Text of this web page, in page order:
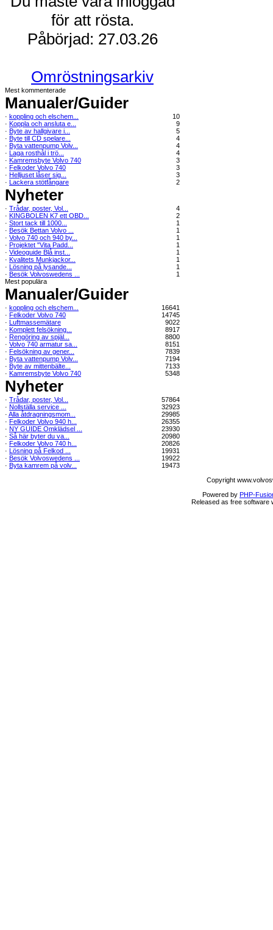
för att rösta.
Påbörjad: 27.03.26
Omröstningsarkiv
Mest kommenterade
Manualer/Guider
· koppling och elschem...
10
· Koppla och ansluta e...
9
· Byte av hallgivare i...
5
· Byte till CD spelare...
4
· Byta vattenpump Volv...
4
· Laga rosthål i trö...
4
· Kamremsbyte Volvo 740
3
· Felkoder Volvo 740
3
· Helljuset låser sig...
3
· Lackera stötfångare 2
Nyheter
· Trådar, poster, Vol...
4
· KINGBOLEN K7 ett OBD...
2
· Stort tack till 1000...
1
· Besök Bettan Volvo ...
1
· Volvo 740 och 940 by...
1
· Projektet "Vita Padd...
1
· Videoguide Blå inst...
1
· Kvalitets Munkjackor...
1
· Lösning på lysande...
1
· Besök Volvoswedens ...
1
Mest populära
Manualer/Guider
· koppling och elschem...
16641
· Felkoder Volvo 740
14745
· Luftmassemätare
9022
· Komplett felsökning...
8917
· Rengöring av spjäl...
8800
· Volvo 740 armatur sa...
8151
· Felsökning av gener...
7839
· Byta vattenpump Volv...
7194
· Byte av mittenbälte...
7133
· Kamremsbyte Volvo 740 5348
Nyheter
· Trådar, poster, Vol...
57864
· Nollställa service ...
32923
· Alla åtdragningsmom...
29985
· Felkoder Volvo 940 h...
26355
· NY GUIDE Omklädsel ...
23930
· Så här byter du va...
20980
· Felkoder Volvo 740 h...
20826
· Lösning på Felkod ...
19931
· Besök Volvoswedens ...
19922
· Byta kamrem på volv...
19473
Copyright
Powered by PHP-
Released as free software